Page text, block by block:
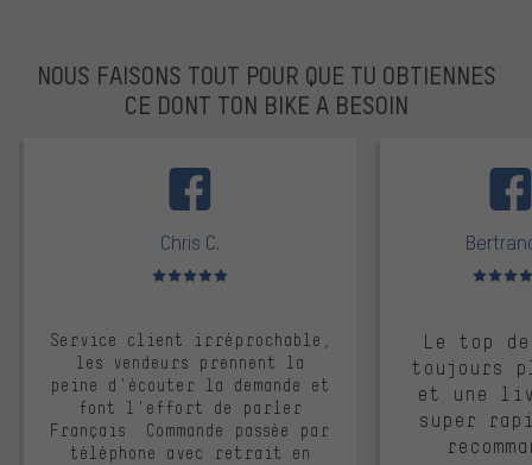
NOUS FAISONS TOUT POUR QUE TU OBTIENNES
CE DONT TON BIKE A BESOIN
Chris C.
Note moyenne : 5 sur 5
Service client irréprochable,
les vendeurs prennent la
peine d'écouter la demande et
font l'effort de parler
Français. Commande passée par
téléphone avec retrait en
Note
Le top
toujours
et une
super